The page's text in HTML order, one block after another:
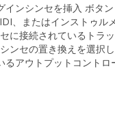
インシンセを挿入 ボタ
、またはインストゥル
に接続されているト
シンセの置き換え を選択
るアウトプットコント